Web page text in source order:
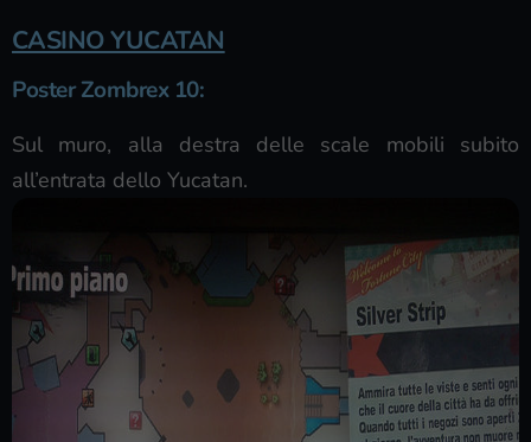
CASINO YUCATAN
Poster Zombrex 10:
Sul muro, alla destra delle scale mobili subito
all’entrata dello Yucatan.